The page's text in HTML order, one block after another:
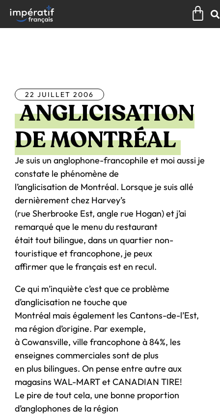
contenu
22 JUILLET 2006
ANGLICISATION
DE MONTRÉAL
Je suis un anglophone-francophile et moi aussi je
constate le phénomène de
l’anglicisation de Montréal. Lorsque je suis allé
dernièrement chez Harvey’s
(rue Sherbrooke Est, angle rue Hogan) et j’ai
remarqué que le menu du restaurant
était tout bilingue, dans un quartier non-
touristique et francophone, je peux
affirmer que le français est en recul.
Ce qui m’inquiète c’est que ce problème
d’anglicisation ne touche que
Montréal mais également les Cantons-de-l’Est,
ma région d’origine. Par exemple,
à Cowansville, ville francophone à 84%, les
enseignes commerciales sont de plus
en plus bilingues. On pense entre autre aux
magasins WAL-MART et CANADIAN TIRE!
Le pire de tout cela, une bonne proportion
d’anglophones de la région